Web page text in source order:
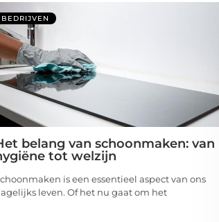
BEDRIJVEN
belang van schoonmaken: van
tot welzijn
is een essentieel aspect van ons
leven. Of het nu gaat om het